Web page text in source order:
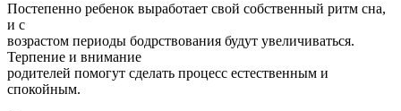
Постепенно ребенок выработает свой собственный ритм сна,
и с
возрастом периоды бодрствования будут увеличиваться.
Терпение и внимание
родителей помогут сделать процесс естественным и
спокойным.